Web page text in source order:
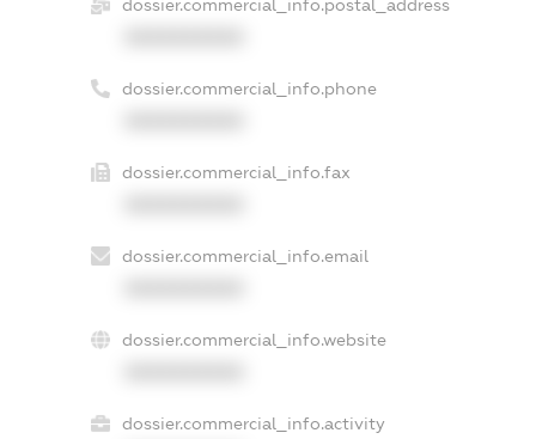
dossier.commercial_info.postal_address
dossier.commercial_info.phone
dossier.commercial_info.fax
dossier.commercial_info.email
dossier.commercial_info.website
dossier.commercial_info.activity